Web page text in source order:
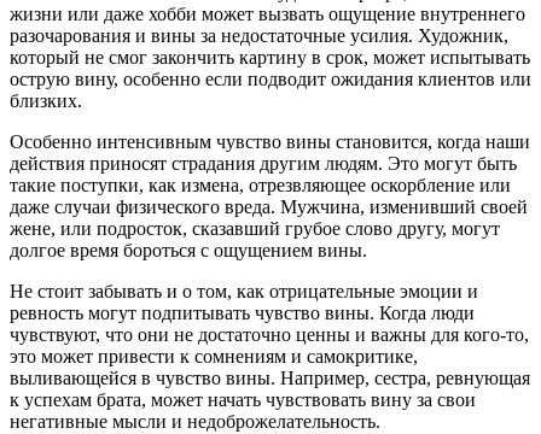
жизни или даже хобби может вызвать ощущение внутреннего
разочарования и вины за недостаточные усилия. Художник,
который не смог закончить картину в срок, может испытывать
острую вину, особенно если подводит ожидания клиентов или
близких.
Особенно интенсивным чувство вины становится, когда наши
действия приносят страдания другим людям. Это могут быть
такие поступки, как измена, отрезвляющее оскорбление или
даже случаи физического вреда. Мужчина, изменивший своей
жене, или подросток, сказавший грубое слово другу, могут
долгое время бороться с ощущением вины.
Не стоит забывать и о том, как отрицательные эмоции и
ревность могут подпитывать чувство вины. Когда люди
чувствуют, что они не достаточно ценны и важны для кого-то,
это может привести к сомнениям и самокритике,
выливающейся в чувство вины. Например, сестра, ревнующая
к успехам брата, может начать чувствовать вину за свои
негативные мысли и недоброжелательность.